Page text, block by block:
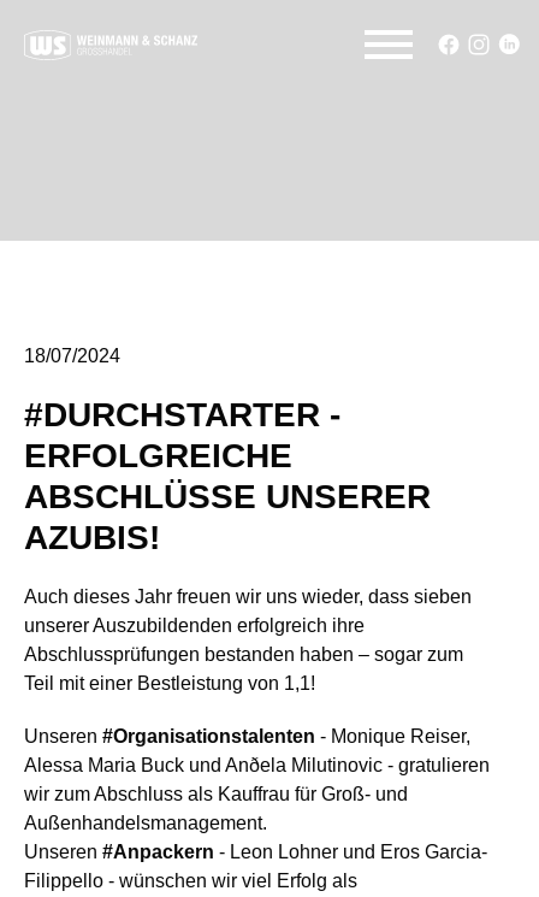
18/07/2024
#DURCHSTARTER -
ERFOLGREICHE
ABSCHLÜSSE UNSERER
AZUBIS!
Auch dieses Jahr freuen wir uns wieder, dass sieben
unserer Auszubildenden erfolgreich ihre
Abschlussprüfungen bestanden haben – sogar zum
Teil mit einer Bestleistung von 1,1!
Unseren #Organisationstalenten - Monique Reiser,
Alessa Maria Buck und Anðela Milutinovic - gratulieren
wir zum Abschluss als Kauffrau für Groß- und
Außenhandelsmanagement.
Unseren #Anpackern - Leon Lohner und Eros Garcia-
Filippello - wünschen wir viel Erfolg als